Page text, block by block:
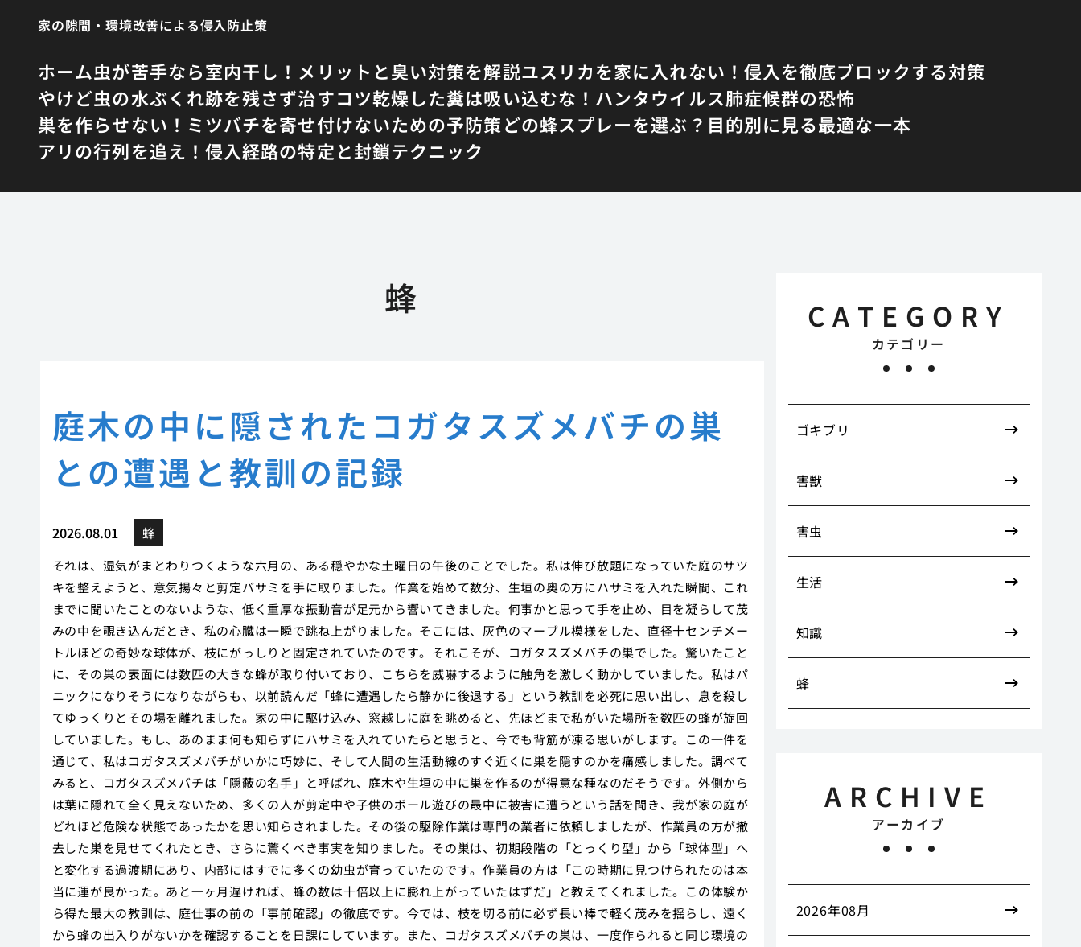
家の隙間・環境改善による侵入防止策
ホーム虫が苦手なら室内干し！メリットと臭い対策を解説ユスリカを家に入れない！侵入を徹底ブロックする対策
やけど虫の水ぶくれ跡を残さず治すコツ乾燥した糞は吸い込むな！ハンタウイルス肺症候群の恐怖
巣を作らせない！ミツバチを寄せ付けないための予防策どの蜂スプレーを選ぶ？目的別に見る最適な一本
アリの行列を追え！侵入経路の特定と封鎖テクニック
蜂
庭木の中に隠されたコガタスズメバチの巣
との遭遇と教訓の記録
2026.08.01 蜂
それは、湿気がまとわりつくような六月の、ある穏やかな土曜日の午後のことでした。私は伸び放題になっていた庭のサツ
キを整えようと、意気揚々と剪定バサミを手に取りました。作業を始めて数分、生垣の奥の方にハサミを入れた瞬間、これ
までに聞いたことのないような、低く重厚な振動音が足元から響いてきました。何事かと思って手を止め、目を凝らして茂
みの中を覗き込んだとき、私の心臓は一瞬で跳ね上がりました。そこには、灰色のマーブル模様をした、直径十センチメー
トルほどの奇妙な球体が、枝にがっしりと固定されていたのです。それこそが、コガタスズメバチの巣でした。驚いたこと
に、その巣の表面には数匹の大きな蜂が取り付いており、こちらを威嚇するように触角を激しく動かしていました。私はパ
ニックになりそうになりながらも、以前読んだ「蜂に遭遇したら静かに後退する」という教訓を必死に思い出し、息を殺し
てゆっくりとその場を離れました。家の中に駆け込み、窓越しに庭を眺めると、先ほどまで私がいた場所を数匹の蜂が旋回
していました。もし、あのまま何も知らずにハサミを入れていたらと思うと、今でも背筋が凍る思いがします。この一件を
通じて、私はコガタスズメバチがいかに巧妙に、そして人間の生活動線のすぐ近くに巣を隠すのかを痛感しました。調べて
みると、コガタスズメバチは「隠蔽の名手」と呼ばれ、庭木や生垣の中に巣を作るのが得意な種なのだそうです。外側から
は葉に隠れて全く見えないため、多くの人が剪定中や子供のボール遊びの最中に被害に遭うという話を聞き、我が家の庭が
どれほど危険な状態であったかを思い知らされました。その後の駆除作業は専門の業者に依頼しましたが、作業員の方が撤
去した巣を見せてくれたとき、さらに驚くべき事実を知りました。その巣は、初期段階の「とっくり型」から「球体型」へ
と変化する過渡期にあり、内部にはすでに多くの幼虫が育っていたのです。作業員の方は「この時期に見つけられたのは本
当に運が良かった。あと一ヶ月遅ければ、蜂の数は十倍以上に膨れ上がっていたはずだ」と教えてくれました。この体験か
ら得た最大の教訓は、庭仕事の前の「事前確認」の徹底です。今では、枝を切る前に必ず長い棒で軽く茂みを揺らし、遠く
から蜂の出入りがないかを確認することを日課にしています。また、コガタスズメバチの巣は、一度作られると同じ環境の
CATEGORY
カテゴリー
ゴキブリ
害獣
害虫
生活
知識
蜂
ARCHIVE
アーカイブ
2026年08月